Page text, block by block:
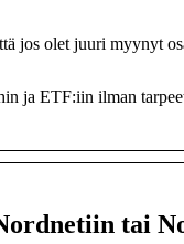
jos olet juuri myynyt
ja ETF:iin ilman
tai